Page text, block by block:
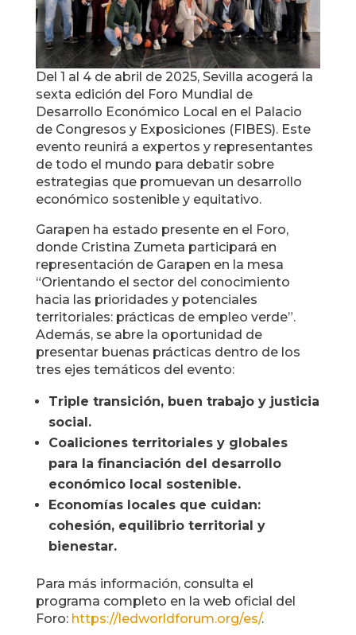
Del 1 al 4 de abril de 2025, Sevilla acogerá la
sexta edición del Foro Mundial de
Desarrollo Económico Local en el Palacio
de Congresos y Exposiciones (FIBES). Este
evento reunirá a expertos y representantes
de todo el mundo para debatir sobre
estrategias que promuevan un desarrollo
económico sostenible y equitativo.
Garapen ha estado presente en el Foro,
donde Cristina Zumeta participará en
representación de Garapen en la mesa
“Orientando el sector del conocimiento
hacia las prioridades y potenciales
territoriales: prácticas de empleo verde”.
Además, se abre la oportunidad de
presentar buenas prácticas dentro de los
tres ejes temáticos del evento:
Triple transición, buen trabajo y justicia
social.
Coaliciones territoriales y globales
para la financiación del desarrollo
económico local sostenible.
Economías locales que cuidan:
cohesión, equilibrio territorial y
bienestar.
Para más información, consulta el
programa completo en la web oficial del
Foro: https://ledworldforum.org/es/.